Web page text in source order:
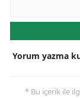
Yorum yazma
* Bu içerik ile